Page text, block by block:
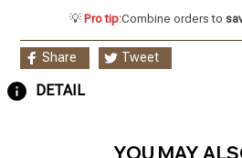
💡 Pro tip:Combine orders to
Share Tweet
DETAIL
YOU MAY